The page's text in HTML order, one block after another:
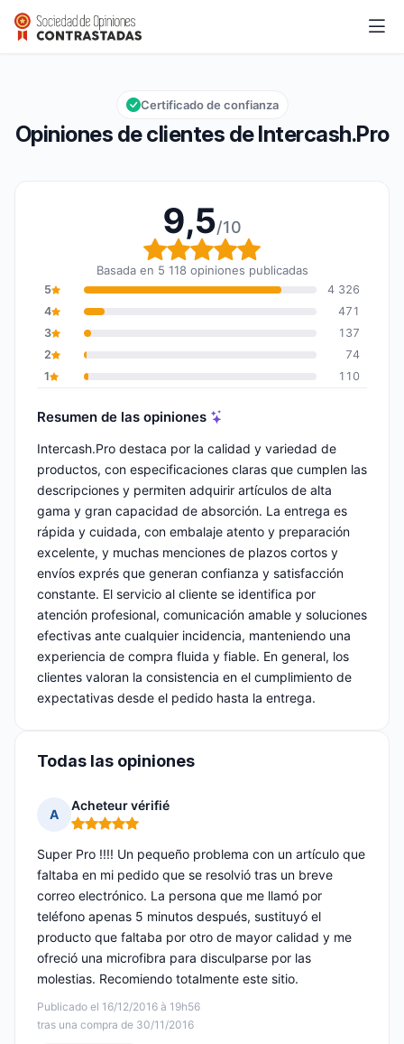
Intercash.Pro
Calificación global: 9,5 de 10
9,5/10
Opiniones de clientes de Intercash.Pro
Certificado de confianza
9,5/10
Calificación global: 9,5
Basada en 5 118 opiniones publicadas
5
4 326
4
471
3
137
2
74
1
110
Resumen de las opiniones
Intercash.Pro destaca por la calidad y variedad de
productos, con especificaciones claras que cumplen las
descripciones y permiten adquirir artículos de alta
gama y gran capacidad de absorción. La entrega es
rápida y cuidada, con embalaje atento y preparación
excelente, y muchas menciones de plazos cortos y
envíos exprés que generan confianza y satisfacción
constante. El servicio al cliente se identifica por
atención profesional, comunicación amable y soluciones
efectivas ante cualquier incidencia, manteniendo una
experiencia de compra fluida y fiable. En general, los
clientes valoran la consistencia en el cumplimiento de
expectativas desde el pedido hasta la entrega.
Todas las opiniones
A
Acheteur vérifié
Nota: 5 de 5
Publicado el 16/12/2016 à 19h56
tras una compra de 30/11/2016
Super Pro !!!! Un pequeño problema con un artículo que
faltaba en mi pedido que se resolvió tras un breve
correo electrónico. La persona que me llamó por
teléfono apenas 5 minutos después, sustituyó el
producto que faltaba por otro de mayor calidad y me
ofreció una microfibra para disculparse por las
molestias. Recomiendo totalmente este sitio.